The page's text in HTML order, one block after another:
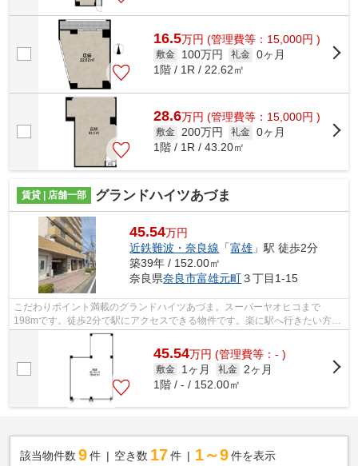
16.5万円 (管理費等：15,000円 )
敷金 100万円 礼金 0ヶ月
1階 / 1R / 22.62㎡
28.6万円 (管理費等：15,000円 )
敷金 200万円 礼金 0ヶ月
1階 / 1R / 43.20㎡
賃貸 | 店舗一部 グランドハイツあづま
45.54万円
近鉄難波・奈良線 「富雄 」駅 徒歩2分
築39年 / 152.00㎡
奈良県奈良市富雄元町３丁目1-15
こだわりポイント満載のグランドハイツあづま。スーパーヤオヒコまで
198mです。徒歩2分で駅にアクセスできる物件です。楽に駅へ行きたい方に
は駅まで平坦な物件がおすすめです。
45.54万円 (管理費等：- )
敷金 1ヶ月 礼金
2ヶ月
1階 / - / 152.00㎡
該当物件数 9件 空き数 17 件 1～9 件を表示